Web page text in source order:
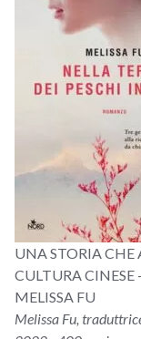
UNA STORIA CHE
CULTURA
MELISSA FU
Melissa Fu,